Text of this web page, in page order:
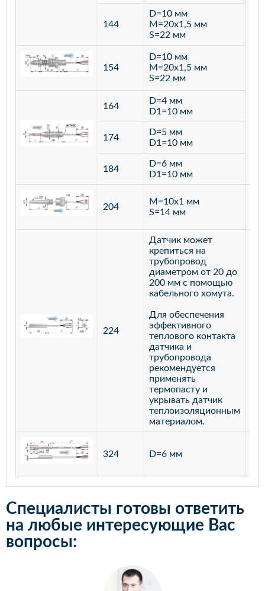
144
D=10 мм
M=20х1,5 мм
S=22 мм
154
D=10 мм
M=20х1,5 мм
S=22 мм
164
D=4 мм
D1=10 мм
174
D=5 мм
D1=10 мм
184
D=6 мм
D1=10 мм
204
M=10х1 мм
S=14 мм
224
Датчик может
крепиться на
трубопровод
диаметром от 20 до
200 мм с помощью
кабельного хомута.
Для обеспечения
эффективного
теплового контакта
датчика и
трубопровода
рекомендуется
применять
термопасту и
укрывать датчик
теплоизоляционным
материалом.
324 D=6 мм
Специалисты готовы ответить
на любые интересующие Вас
вопросы: